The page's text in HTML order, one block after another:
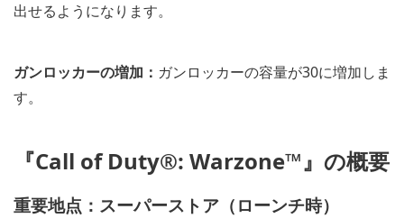
出せるようになります。
ガンロッカーの増加： ガンロッカーの容量が30に増加しま
す。
『Call of Duty®: Warzone™』の概要
重要地点：スーパーストア（ローンチ時）